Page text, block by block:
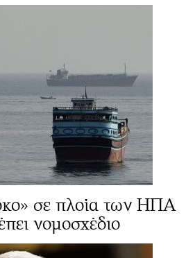
σε πλοία των ΗΠΑ
νομοσχέδιο